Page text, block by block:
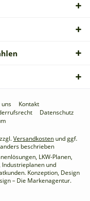
uns
Kontakt
Datenschutz
Versandkosten und ggf.
beschrieben
LKW-Planen,
und
Konzeption, Design
– Die Markenagentur.